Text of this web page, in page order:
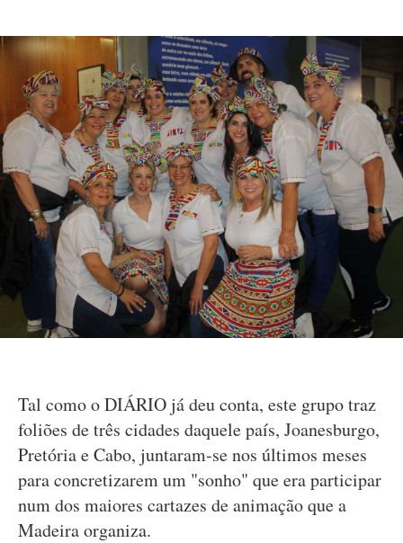
Tal como o DIÁRIO já deu conta, este grupo traz
foliões de três cidades daquele país, Joanesburgo,
Pretória e Cabo, juntaram-se nos últimos meses
para concretizarem um "sonho" que era participar
num dos maiores cartazes de animação que a
Madeira organiza.